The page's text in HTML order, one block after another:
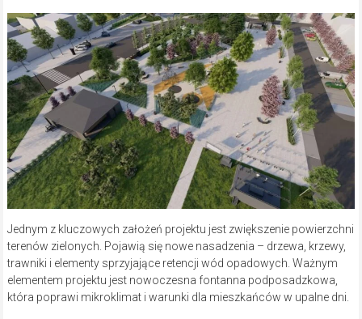
Jednym z kluczowych założeń projektu jest zwiększenie powierzchni
terenów zielonych. Pojawią się nowe nasadzenia – drzewa, krzewy,
trawniki i elementy sprzyjające retencji wód opadowych. Ważnym
elementem projektu jest nowoczesna fontanna podposadzkowa,
która poprawi mikroklimat i warunki dla mieszkańców w upalne dni.